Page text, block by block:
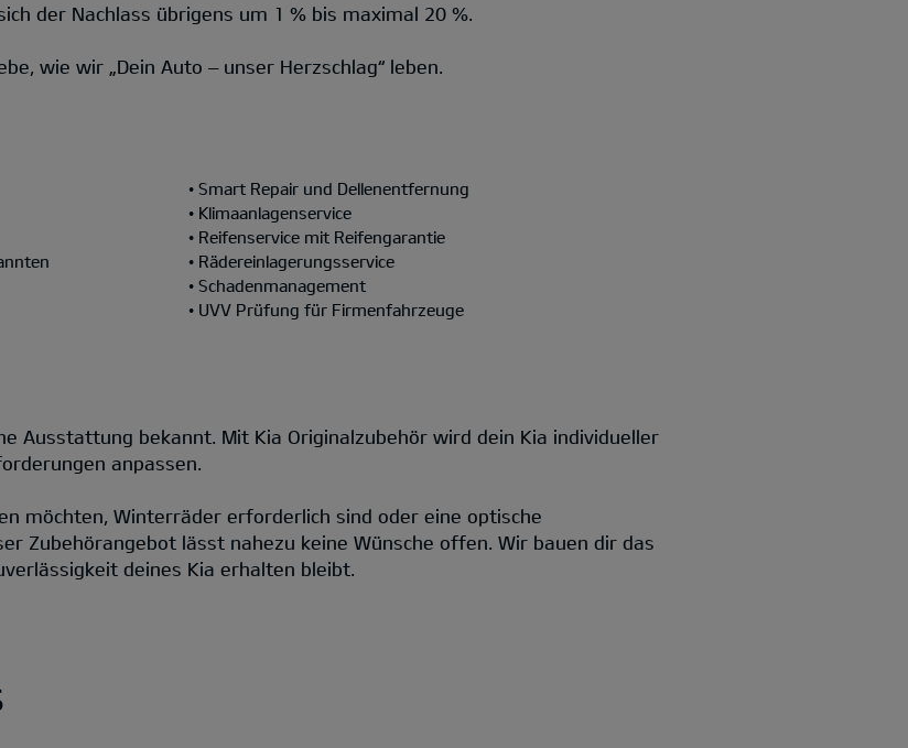
der Nachlass übrigens um 1 % bis maximal 20 %.
wie wir „Dein Auto – unser Herzschlag“ leben.
• Smart Repair und Dellenentfernung
• Klimaanlagenservice
• Reifenservice mit Reifengarantie
• Rädereinlagerungsservice
• Schadenmanagement
• UVV Prüfung für Firmenfahrzeuge
Ausstattung bekannt. Mit Kia Originalzubehör wird dein Kia individueller
anpassen.
möchten, Winterräder erforderlich sind oder eine optische
Zubehörangebot lässt nahezu keine Wünsche offen. Wir bauen dir das
deines Kia erhalten bleibt.